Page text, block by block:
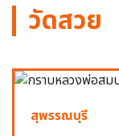
วัดสวย
สุพรรณบุรี